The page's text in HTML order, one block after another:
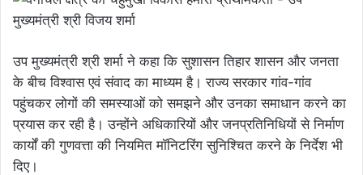
उप मुख्यमंत्री श्री शर्मा ने कहा कि सुशासन तिहार शासन और जनता
के बीच विश्वास एवं संवाद का माध्यम है। राज्य सरकार गांव-गांव
पहुंचकर लोगों की समस्याओं को समझने और उनका समाधान करने का
प्रयास कर रही है। उन्होंने अधिकारियों और जनप्रतिनिधियों से निर्माण
कार्यों की गुणवत्ता की नियमित मॉनिटरिंग सुनिश्चित करने के निर्देश भी
दिए।